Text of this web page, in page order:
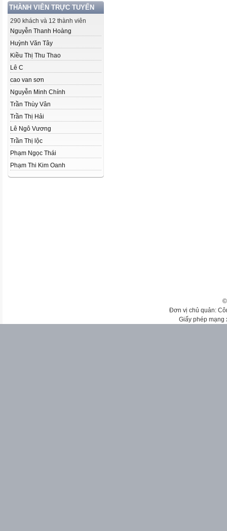
THÀNH VIÊN TRỰC TUYẾN
290 khách và 12 thành viên
Nguyễn Thanh Hoàng
Huỳnh Văn Tây
Kiều Thị Thu Thao
Lê C
cao van sơn
Nguyễn Minh Chính
Trần Thùy Vân
Trần Thị Hải
Lê Ngô Vương
Trần Thị lộc
Phạm Ngọc Thái
Phạm Thi Kim Oanh
Đơn vị chủ quản:
Giấy phép mạng